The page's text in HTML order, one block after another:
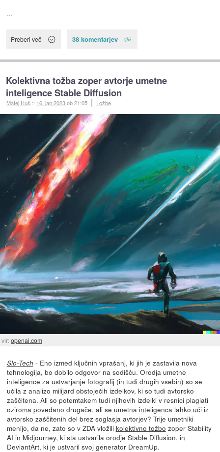
...
Preberi več 38 komentarjev
Kolektivna tožba zoper avtorje umetne
inteligence Stable Diffusion
Matej Huš :: 16. jan 2023ob 21:05 Tožbe
vir:openai.com
Slo-Tech - Eno izmed ključnih vprašanj, ki jih je zastavila nova
tehnologija, bo dobilo odgovor na sodišču. Orodja umetne
inteligence za ustvarjanje fotografij (in tudi drugih vsebin) so se
učila z analizo milijard obstoječih izdelkov, ki so tudi avtorsko
zaščitena. Ali so potemtakem tudi njihovih izdelki v resnici plagiati
oziroma povedano drugače, ali se umetna inteligenca lahko uči iz
avtorsko zaščitenih del brez soglasja avtorjev? Trije umetniki
menijo, da ne, zato so v ZDA vložili kolektivno tožbo zoper Stability
AI in Midjourney, ki sta ustvarila orodje Stable Diffusion, in
DeviantArt, ki je ustvaril svoj generator DreamUp.